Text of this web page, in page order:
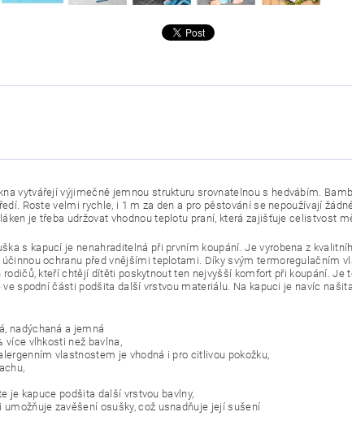
vytvářejí výjimečně jemnou strukturu srovnatelnou s hedvábím.
Roste velmi rychle, i 1 m za den a pro pěstování se nepoužívají
je třeba udržovat vhodnou teplotu praní, která zajišťuje celistvost
s kapucí je nenahraditelná při prvním koupání. Je vyrobena z
ochranu před vnějšími teplotami. Díky svým termoregulačním
kteří chtějí dítěti poskytnout ten nejvyšší komfort při koupání.
spodní části podšita další vrstvou materiálu. Na kapuci je navíc
nadýchaná a jemná
více vlhkosti než bavlna,
vlastnostem je vhodná i pro citlivou pokožku,
je kapuce podšita další vrstvou bavlny,
umožňuje zavěšení osušky, což usnadňuje její sušení